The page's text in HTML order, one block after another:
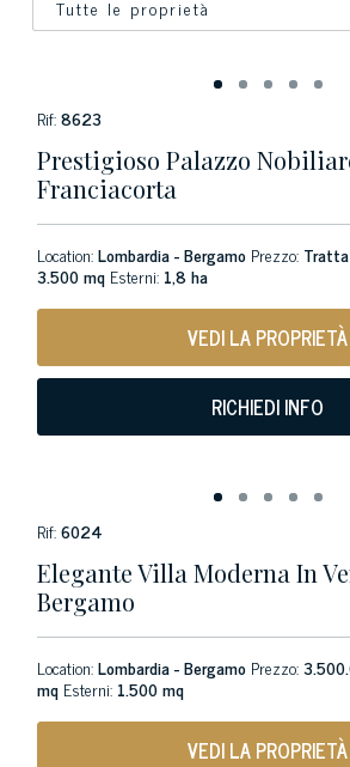
Rif:8623
Prestigioso Palazzo
Franciacorta
Location:Lombardia - Bergamo Prezzo:
3.500 mq Esterni: 1,8 ha
VEDI LA PROPRIETÀ
RICHIEDI INFO
Rif:6024
Elegante Villa Moderna In
Bergamo
Location:Lombardia - Bergamo Prezzo:
mq Esterni: 1.500 mq
VEDI LA PROPRIETÀ